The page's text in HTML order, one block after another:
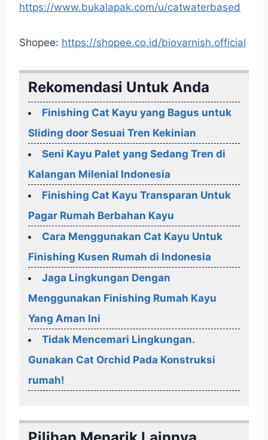
https://www.bukalapak.com/u/catwaterbased
Shopee: https://shopee.co.id/biovarnish.official
Rekomendasi Untuk Anda
Finishing Cat Kayu yang Bagus untuk
Sliding door Sesuai Tren Kekinian
Seni Kayu Palet yang Sedang Tren di
Kalangan Milenial Indonesia
Finishing Cat Kayu Transparan Untuk
Pagar Rumah Berbahan Kayu
Cara Menggunakan Cat Kayu Untuk
Finishing Kusen Rumah di Indonesia
Jaga Lingkungan Dengan
Menggunakan Finishing Rumah Kayu
Yang Aman Ini
Tidak Mencemari Lingkungan.
Gunakan Cat Orchid Pada Konstruksi
rumah!